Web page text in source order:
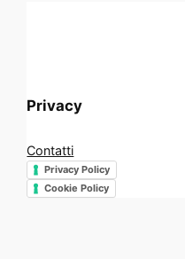
Privacy
Contatti
Privacy Policy
Cookie Policy